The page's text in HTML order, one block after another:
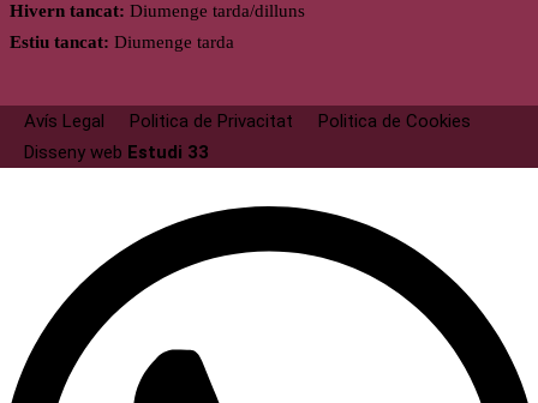
Hivern tancat: Diumenge tarda/dilluns
Estiu tancat: Diumenge tarda
Avís Legal Politica de Privacitat
Politica de Cookies
Disseny web Estudi 33